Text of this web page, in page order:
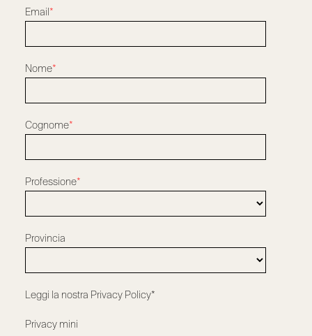
Email*
Nome*
Cognome*
Professione*
Provincia
Leggi la nostra Privacy Policy*
Privacy mini